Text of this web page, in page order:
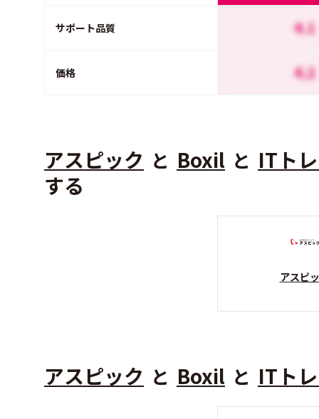
サポート品質 4.1
価格 4.2
アスピック と Boxil と ITト
する
アスピ
アスピック と Boxil と ITト